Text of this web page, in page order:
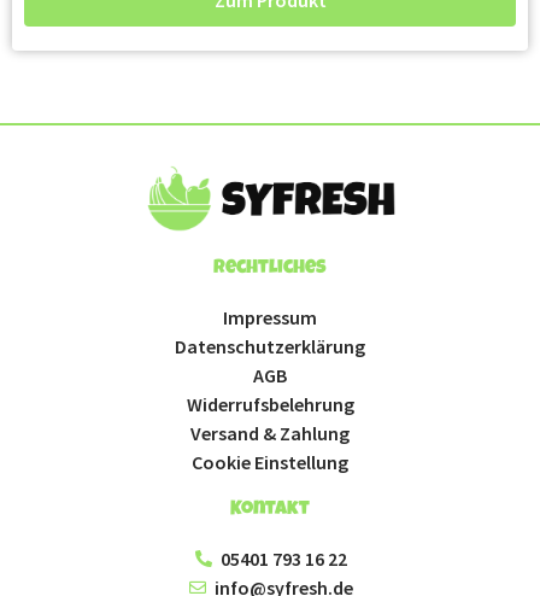
Rechtliches
Impressum
Datenschutzerklärung
AGB
Widerrufsbelehrung
Versand & Zahlung
Cookie Einstellung
Kontakt
05401 793 16 22
info@syfresh.de